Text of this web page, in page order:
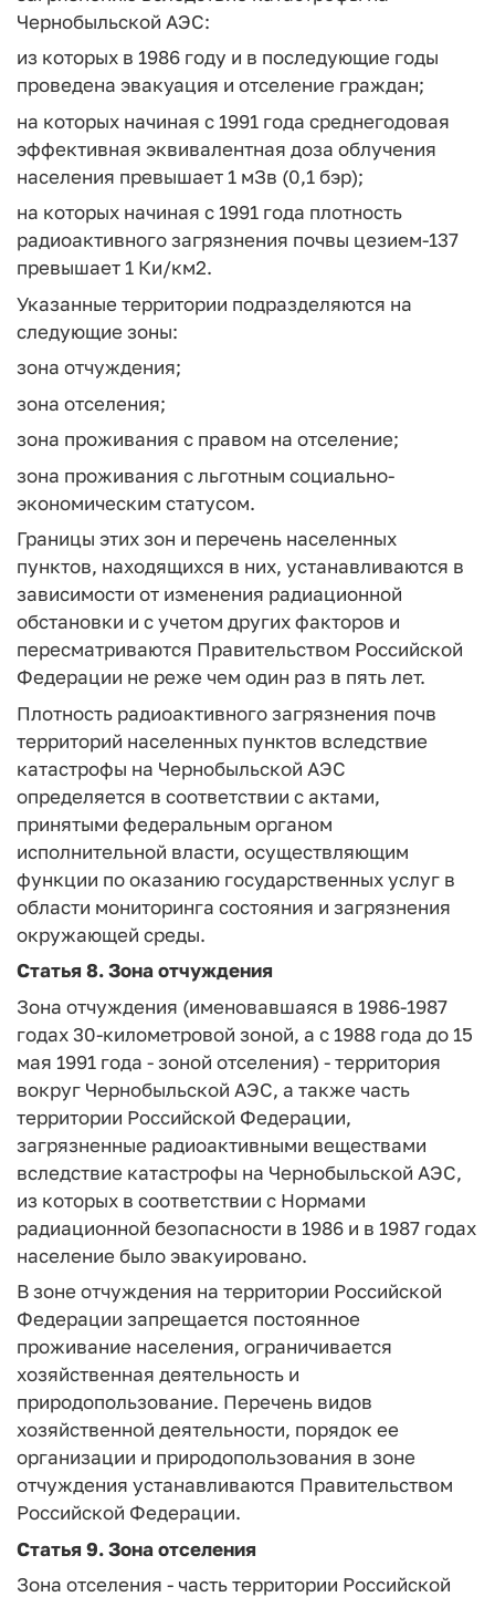
Чернобыльской АЭС:
из которых в 1986 году и в последующие годы
проведена эвакуация и отселение граждан;
на которых начиная с 1991 года среднегодовая
эффективная эквивалентная доза облучения
населения превышает 1 мЗв (0,1 бэр);
на которых начиная с 1991 года плотность
радиоактивного загрязнения почвы цезием-137
превышает 1 Ки/км2.
Указанные территории подразделяются на
следующие зоны:
зона отчуждения;
зона отселения;
зона проживания с правом на отселение;
зона проживания с льготным социально-
экономическим статусом.
Границы этих зон и перечень населенных
пунктов, находящихся в них, устанавливаются в
зависимости от изменения радиационной
обстановки и с учетом других факторов и
пересматриваются Правительством Российской
Федерации не реже чем один раз в пять лет.
Плотность радиоактивного загрязнения почв
территорий населенных пунктов вследствие
катастрофы на Чернобыльской АЭС
определяется в соответствии с актами,
принятыми федеральным органом
исполнительной власти, осуществляющим
функции по оказанию государственных услуг в
области мониторинга состояния и загрязнения
окружающей среды.
Статья 8.Зона отчуждения
Зона отчуждения (именовавшаяся в 1986-1987
годах 30-километровой зоной, а с 1988 года до 15
мая 1991 года - зоной отселения) - территория
вокруг Чернобыльской АЭС, а также часть
территории Российской Федерации,
загрязненные радиоактивными веществами
вследствие катастрофы на Чернобыльской АЭС,
из которых в соответствии с Нормами
радиационной безопасности в 1986 и в 1987 годах
население было эвакуировано.
В зоне отчуждения на территории Российской
Федерации запрещается постоянное
проживание населения, ограничивается
хозяйственная деятельность и
природопользование. Перечень видов
хозяйственной деятельности, порядок ее
организации и природопользования в зоне
отчуждения устанавливаются Правительством
Российской Федерации.
Статья 9.Зона отселения
Зона отселения - часть территории Российской